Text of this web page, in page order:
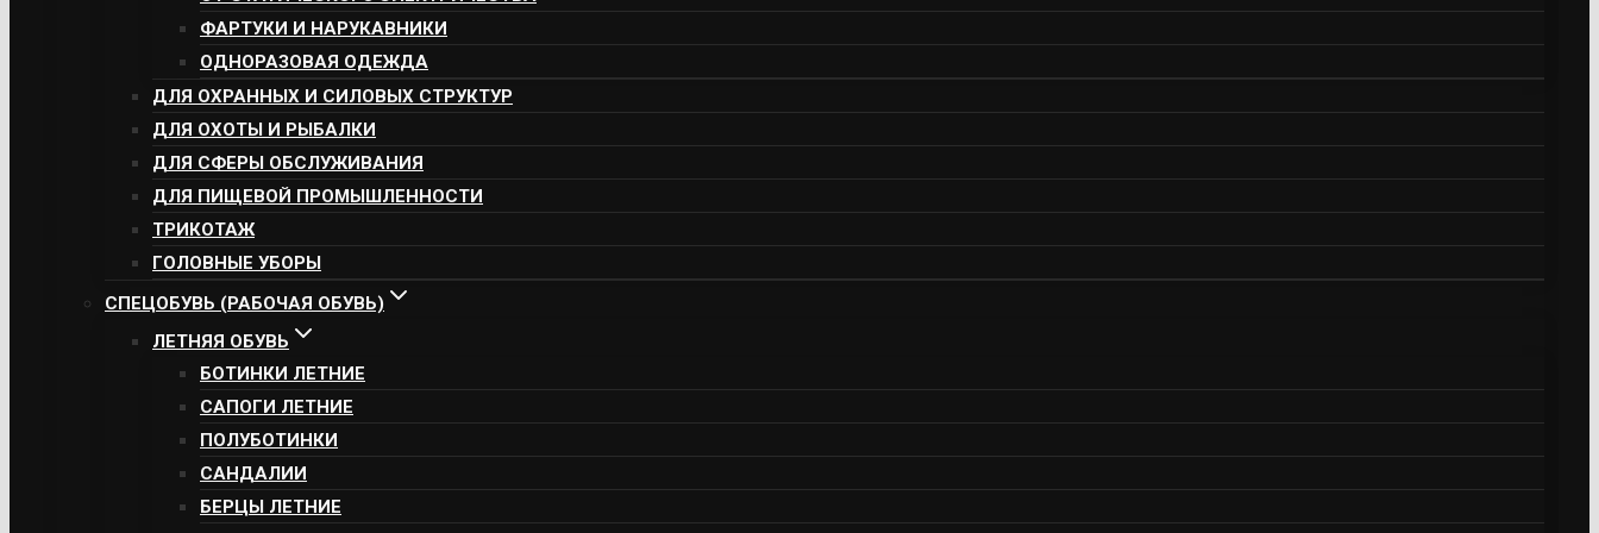
ФАРТУКИ И НАРУКАВНИКИ
ОДНОРАЗОВАЯ ОДЕЖДА
ДЛЯ ОХРАННЫХ И СИЛОВЫХ СТРУКТУР
ДЛЯ ОХОТЫ И РЫБАЛКИ
ДЛЯ СФЕРЫ ОБСЛУЖИВАНИЯ
ДЛЯ ПИЩЕВОЙ ПРОМЫШЛЕННОСТИ
ТРИКОТАЖ
ГОЛОВНЫЕ УБОРЫ
СПЕЦОБУВЬ (РАБОЧАЯ ОБУВЬ)
ЛЕТНЯЯ ОБУВЬ
БОТИНКИ ЛЕТНИЕ
САПОГИ ЛЕТНИЕ
ПОЛУБОТИНКИ
САНДАЛИИ
БЕРЦЫ ЛЕТНИЕ